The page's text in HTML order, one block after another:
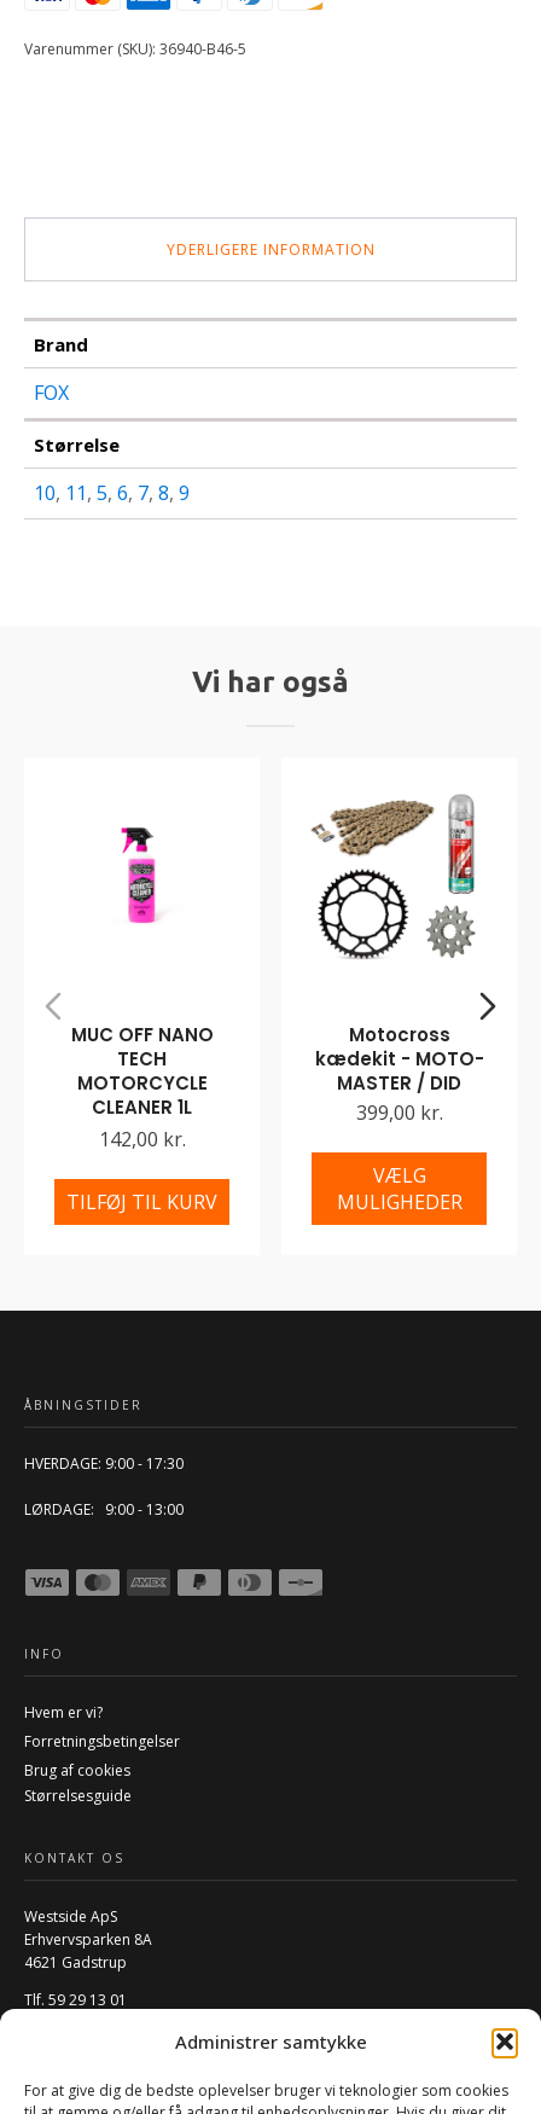
Administrer samtykke
For at give dig de bedste oplevelser bruger vi teknologier som cookies
Varenummer (SKU): 36940-B46-5
YDERLIGERE INFORMATION
Brand
FOX
Størrelse
10, 11, 5, 6, 7, 8, 9
Vi har også
MUC OFF NANO
TECH
MOTORCYCLE
CLEANER 1L
142,00 kr.
TILFØJ TIL KURV
Motocross
kædekit - MOTO-
MASTER / DID
399,00 kr.
VÆLG
MULIGHEDER
ÅBNINGSTIDER
HVERDAGE: 9:00 - 17:30
LØRDAGE: 9:00 - 13:00
INFO
Hvem er vi?
Forretningsbetingelser
Brug af cookies
Størrelsesguide
KONTAKT OS
Westside ApS
Erhvervsparken 8A
4621 Gadstrup
Tlf. 59 29 13 01
FØLG OS PÅ SOCIALE MEDIER